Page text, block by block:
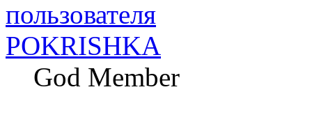
POKRISHKA
God Member